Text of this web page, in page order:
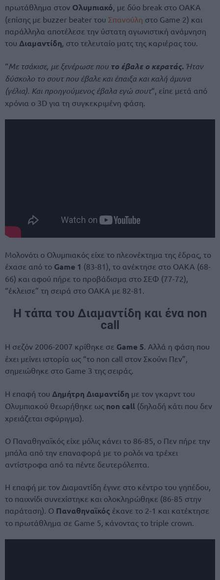
πρωτάθλημα στον Ολυμπιακό , με δύο break στο ΟΑΚΑ
(επίσης με buzzer beater του Σπανούλη στο Game 2) και
παράλληλα αποτέλεσε την ύστατη αγωνιστική ανάμνηση
του Διαμαντίδη , στο τελευταίο ματς της καριέρας του.
“Με τσάκισε, με ξενέρωσε που το έβαλε ο κερατάς. Ήταν
δύσκολο το σουτ που έβαλε και έπαιξα και καλή άμυνα
(γέλια). Και προηγούμενος έβαλα εγώ σουτ“, είπε μετά από
χρόνια ο 3D για τη συγκεκριμένη φάση.
Μολονότι ο Ολυμπιακός είχε το πλεονέκτημα της έδρας, το
έχασε από το Game 1 (83-81), το ανέκτησε στο ΟΑΚΑ (68-
66) και αφού πήρε το προβάδισμα στο ΣΕΦ (77-72),
“έκλεισε” τη σειρά στο ΟΑΚΑ με 82-81.
Η τάπα του Διαμαντίδη και ένα non
call
Η σεζόν 2006-2007 κρίθηκε σε Game 5. Αλλά η φάση που
έχει μείνει ιστορία ως “το non call στον Σκούνι Πεν”,
σημειώθηκε στο Game 3 της σειράς.
Η επαφή του Δημήτρη Διαμαντίδη με τον γκαρντ του
Ολυμπιακού θεωρήθηκε ως non call (δηλαδή κάτι που δεν
χρειάζεται σφύριγμα).
Ο Παναθηναϊκός είχε μόλις κάνει το 86-85, ο Πεν πήρε την
μπάλα από την επαναφορά με το ρολόι να τρέχει
αντίστροφα από τα πέντε δευτερόλεπτα.
Η επαφή με τον Διαμαντίδη έγινε στο κέντρο του γηπέδου,
το παιχνίδι συνεχίστηκε και ολοκληρώθηκε (86-85 στην
παράταση). Ο Παναθηναϊκός έκανε το 2-1 και κατέκτησε
το πρωτάθλημα σε Game 5, κάνοντας το triple crown.